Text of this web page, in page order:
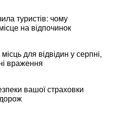
туристів: чому
на відпочинок
для відвідин у серпні,
враження
вашої страховки